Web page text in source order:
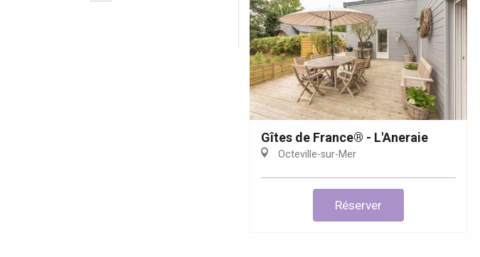
Gîtes de France® - L'Aneraie
Octeville-sur-Mer
Réserver